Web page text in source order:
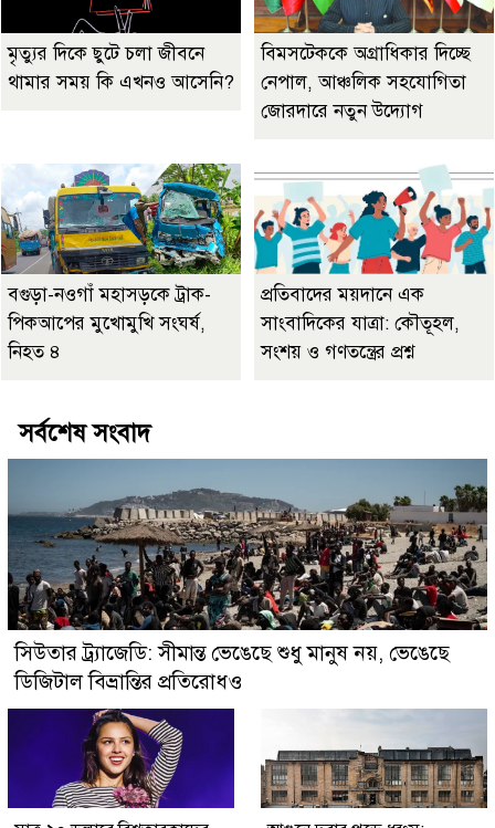
মৃত্যুর দিকে ছুটে চলা জীবনে
থামার সময় কি এখনও আসেনি?
বিমসটেককে অগ্রাধিকার দিচ্ছে
নেপাল, আঞ্চলিক সহযোগিতা
জোরদারে নতুন উদ্যোগ
বগুড়া-নওগাঁ মহাসড়কে ট্রাক-
পিকআপের মুখোমুখি সংঘর্ষ,
নিহত ৪
প্রতিবাদের ময়দানে এক
সাংবাদিকের যাত্রা: কৌতূহল,
সংশয় ও গণতন্ত্রের প্রশ্ন
সর্বশেষ সংবাদ
সিউতার ট্র্যাজেডি: সীমান্ত ভেঙেছে শুধু মানুষ নয়, ভেঙেছে
ডিজিটাল বিভ্রান্তির প্রতিরোধও